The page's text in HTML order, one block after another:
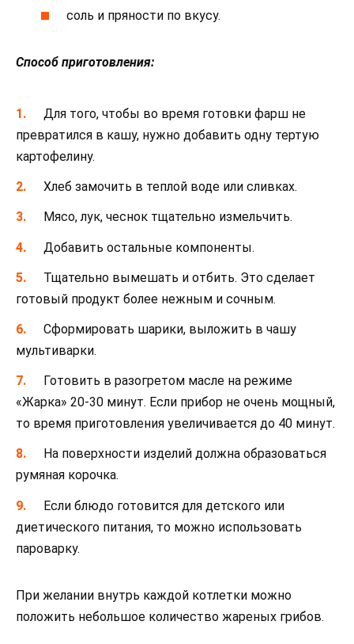
соль и пряности по вкусу.
Способ приготовления:
Для того, чтобы во время готовки фарш не
превратился в кашу, нужно добавить одну тертую
картофелину.
Хлеб замочить в теплой воде или сливках.
Мясо, лук, чеснок тщательно измельчить.
Добавить остальные компоненты.
Тщательно вымешать и отбить. Это сделает
готовый продукт более нежным и сочным.
Сформировать шарики, выложить в чашу
мультиварки.
Готовить в разогретом масле на режиме
«Жарка» 20-30 минут. Если прибор не очень мощный,
то время приготовления увеличивается до 40 минут.
На поверхности изделий должна образоваться
румяная корочка.
Если блюдо готовится для детского или
диетического питания, то можно использовать
пароварку.
При желании внутрь каждой котлетки можно
положить небольшое количество жареных грибов.